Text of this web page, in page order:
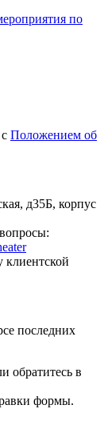
по
Положением об
д35Б, корпус
клиентской
последних
обратитесь в
формы.